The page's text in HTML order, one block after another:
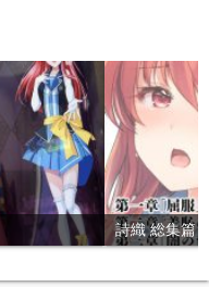
詩織 総集篇